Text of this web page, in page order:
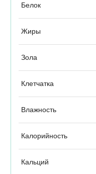
Белок
Жиры
Зола
Клетчатка
Влажность
Калорийность
Кальций